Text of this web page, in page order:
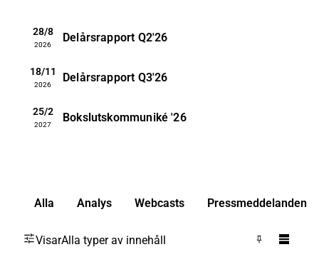
28/8
2026
Delårsrapport Q2'26
18/11
2026
Delårsrapport Q3'26
25/2
2027
Bokslutskommuniké '26
Alla Analys Webcasts Pressmeddelanden
VisarAlla typer av innehåll